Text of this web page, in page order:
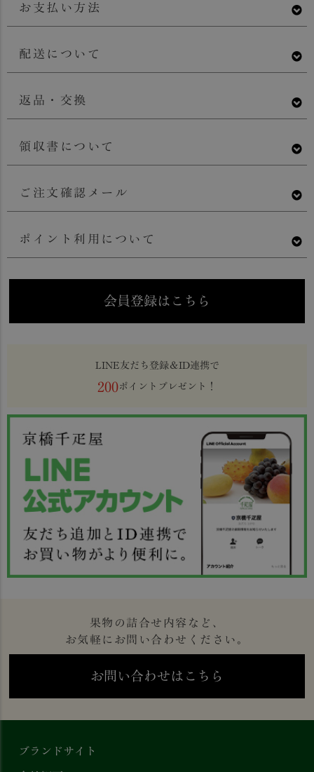
お支払い方法
配送について
返品・交換
領収書について
ご注文確認メール
ポイント利用について
会員登録はこちら
LINE友だち登録＆ID連携で
200ポイントプレゼント！
果物の詰合せ内容など、
お気軽にお問い合わせください。
お問い合わせはこちら
ブランドサイト